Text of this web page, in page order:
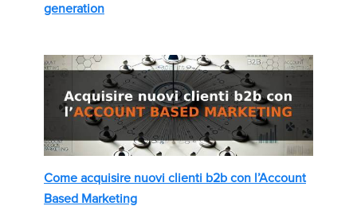
generation
Come acquisire nuovi clienti b2b con l’Account
Based Marketing